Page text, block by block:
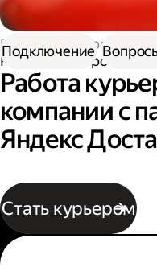
Работа курьером
Работа курьером на
Работа
компании с
Яндекс
Стать курьером
Подключение